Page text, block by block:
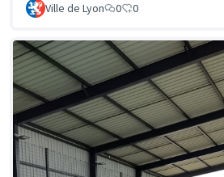
Ville de Lyon 0 0